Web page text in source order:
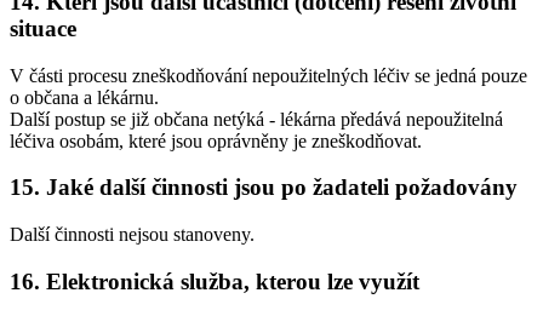
situace
V části procesu zneškodňování nepoužitelných léčiv se jedná pouze
o občana a lékárnu.
Další postup se již občana netýká - lékárna předává nepoužitelná
léčiva osobám, které jsou oprávněny je zneškodňovat.
15. Jaké další činnosti jsou po žadateli požadovány
Další činnosti nejsou stanoveny.
16. Elektronická služba, kterou lze využít